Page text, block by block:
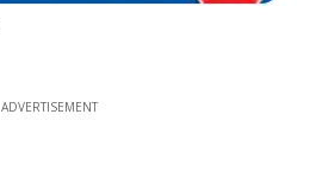
ADVERTISEMENT